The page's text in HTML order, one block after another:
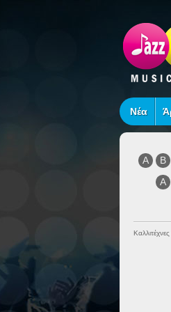
Νέα
A B
Α